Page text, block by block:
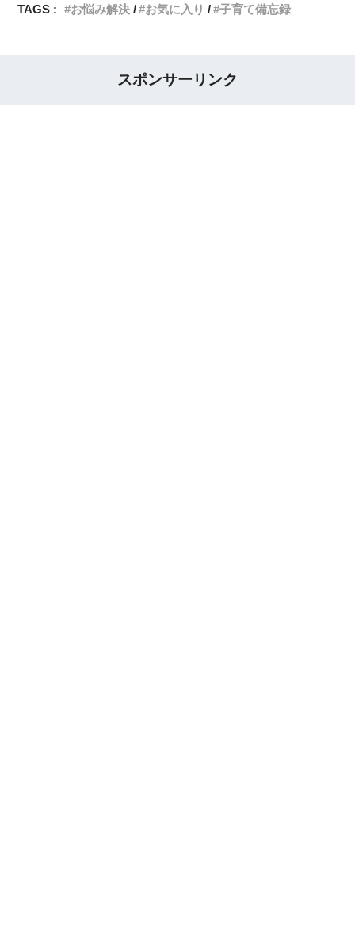
TAGS :
お悩み解決 お気に入り 子育て備忘録
スポンサーリンク